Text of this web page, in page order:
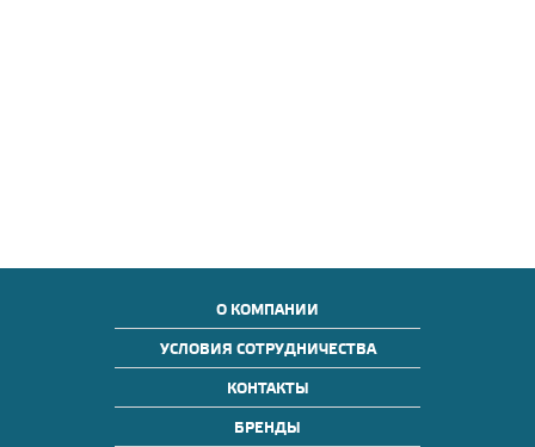
О КОМПАНИИ
УСЛОВИЯ СОТРУДНИЧЕСТВА
КОНТАКТЫ
БРЕНДЫ